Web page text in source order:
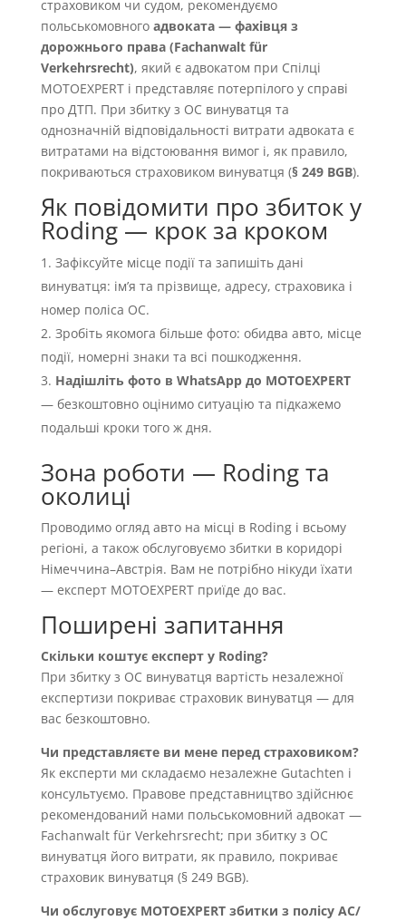
страховиком чи судом, рекомендуємо
польськомовного адвоката — фахівця з
дорожнього права (Fachanwalt für
Verkehrsrecht), який є адвокатом при Спілці
MOTOEXPERT і представляє потерпілого у справі
про ДТП. При збитку з OC винуватця та
однозначній відповідальності витрати адвоката є
витратами на відстоювання вимог і, як правило,
покриваються страховиком винуватця (§ 249 BGB).
Як повідомити про збиток у
Roding — крок за кроком
Зафіксуйте місце події та запишіть дані
винуватця: імʼя та прізвище, адресу, страховика і
номер поліса OC.
Зробіть якомога більше фото: обидва авто, місце
події, номерні знаки та всі пошкодження.
Надішліть фото в WhatsApp до MOTOEXPERT
— безкоштовно оцінимо ситуацію та підкажемо
подальші кроки того ж дня.
Зона роботи — Roding та
околиці
Проводимо огляд авто на місці в Roding і всьому
регіоні, а також обслуговуємо збитки в коридорі
Німеччина–Австрія. Вам не потрібно нікуди їхати
— експерт MOTOEXPERT приїде до вас.
Поширені запитання
Скільки коштує експерт у Roding?
При збитку з OC винуватця вартість незалежної
експертизи покриває страховик винуватця — для
вас безкоштовно.
Чи представляєте ви мене перед страховиком?
Як експерти ми складаємо незалежне Gutachten і
консультуємо. Правове представництво здійснює
рекомендований нами польськомовний адвокат —
Fachanwalt für Verkehrsrecht; при збитку з OC
винуватця його витрати, як правило, покриває
страховик винуватця (§ 249 BGB).
Чи обслуговує MOTOEXPERT збитки з полісу AC/